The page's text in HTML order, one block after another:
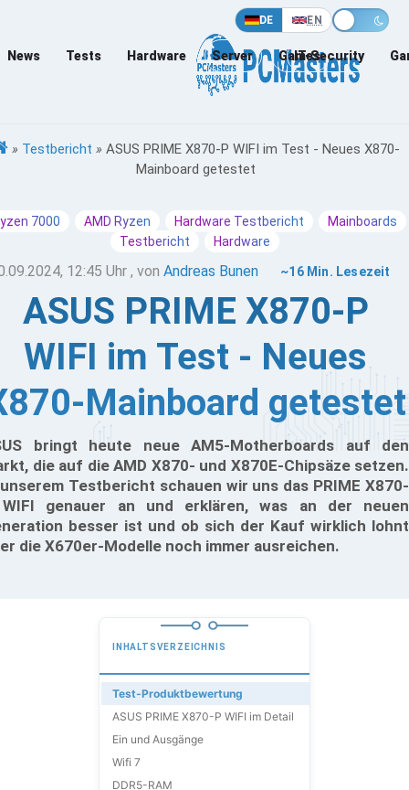
DE EN
News Tests Hardware Server Games
IT-Security
» Testbericht » ASUS PRIME X870-P WIFI im Test - Neues X870-
Mainboard getestet
7000 AMD Ryzen Hardware Testbericht
Mainboards
Testbericht
Hardware
12:45 Uhr , vonAndreas Bunen ~16 Min. Lesezeit
ASUS PRIME X870-P
WIFI im Test - Neues
Mainboard getestet
bringt heute neue AM5-Motherboards auf den
die auf die AMD X870- und X870E-Chipsäze setzen.
Testbericht schauen wir uns das PRIME X870-
genauer an und erklären, was an der neuen
besser ist und ob sich der Kauf wirklich lohnt
die X670er-Modelle noch immer ausreichen.
INHALTSVERZEICHNIS
Test-Produktbewertung
ASUS PRIME X870-P WIFI im Detail
Ein und Ausgänge
Wifi 7
DDR5-RAM